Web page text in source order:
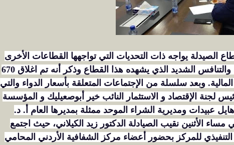
الصيدلة يواجه ذات التحديات التي تواجهها القطاعات الأخرى
في الأردن بسبب الأوضاع الإقتصادية الصعبة والتنافس الشديد الذي يشهده هذا القطاع وذكر أنه تم اغلاق 670
وبعد سلسلة من الإجتماعات المتعلقة بأسعار الدواء والتي
لجنة الإقتصاد و الاستثمار النائب خير أبوصعيليك و المؤسسة
هايل عبيدات ومديرية الشراء الموحد ممثلة بمديرها العام أ. د.
مساء الأثنين نقيب الصيادلة الدكتور زيد الكيلاني، حيث اجتمع
للمركز بحضور أعضاء مركز الشفافية الأردني المحامي